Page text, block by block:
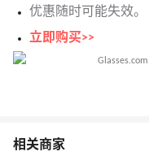
优惠随时可能失效。
立即购买>>
相关商家